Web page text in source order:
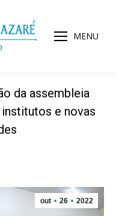
MENU
da assembleia
e novas
out 26 2022